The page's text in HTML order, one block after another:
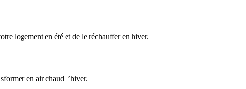
logement en été et de le réchauffer en hiver.
en air chaud l’hiver.